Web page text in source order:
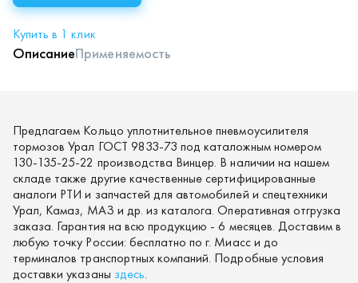
Купить в 1 клик
ОписаниеПрименяемость
Предлагаем Кольцо уплотнительное пневмоусилителя
тормозов Урал ГОСТ 9833-73 под каталожным номером
130-135-25-22 производства Винцер. В наличии на нашем
складе также другие качественные сертифицированные
аналоги РТИ и запчастей для автомобилей и спецтехники
Урал, Камаз, МАЗ и др. из каталога. Оперативная отгрузка
заказа. Гарантия на всю продукцию - 6 месяцев. Доставим в
любую точку России: бесплатно по г. Миасс и до
терминалов транспортных компаний. Подробные условия
доставки указаны здесь.